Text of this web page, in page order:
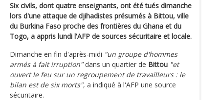
Six civils, dont quatre enseignants, ont été tués dimanche
lors d'une attaque de djihadistes présumés à Bittou, ville
du Burkina Faso proche des frontières du Ghana et du
Togo, a appris lundi l'AFP de sources sécuritaire et locale.
Dimanche en fin d'après-midi "un groupe d'hommes
armés à fait irruption"dans un quartier de Bittou "et
ouvert le feu sur un regroupement de travailleurs : le
bilan est de six morts", a indiqué à l'AFP une source
sécuritaire.